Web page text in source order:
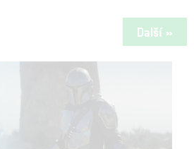
Další »